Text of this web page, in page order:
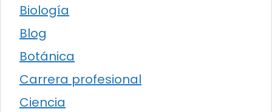
Biología
Blog
Botánica
Carrera profesional
Ciencia